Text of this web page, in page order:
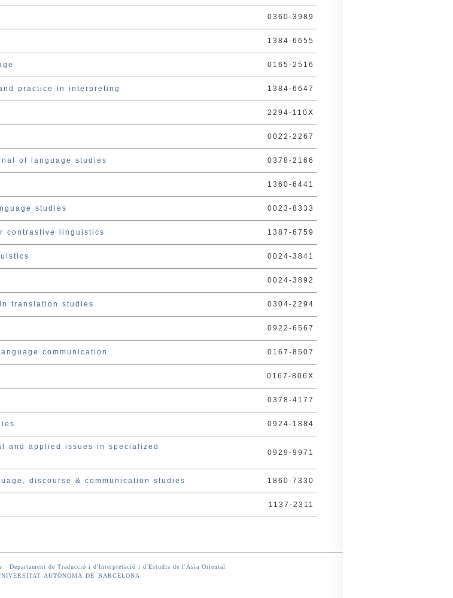
0360-3989
1384-6655
0165-2516
practice in interpreting 1384-6647
2294-110X
0022-2267
of language studies 0378-2166
1360-6441
studies 0023-8333
contrastive linguistics 1387-6759
0024-3841
0024-3892
translation studies 0304-2294
0922-6567
communication 0167-8507
0167-806X
0378-4177
0924-1884
and applied issues in specialized
0929-9971
discourse & communication studies 1860-7330
1137-2311
Departament de Traducció i d'Interpretació i d'Estudis de l'Àsia Oriental
AUTÒNOMA DE BARCELONA